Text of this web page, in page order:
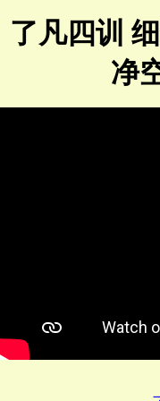
了凡四训
净